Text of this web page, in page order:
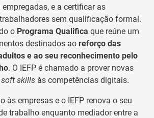
e a certificar as
sem qualificação formal.
o Programa Qualifica que reúne um
destinados ao reforço das
e ao seu reconhecimento pelo
. O IEFP é chamado a prover novas
soft skills às competências digitais.
às empresas e o IEFP renova o seu
trabalho enquanto mediador entre a